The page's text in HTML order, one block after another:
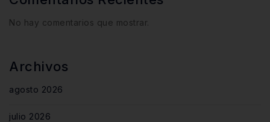
No hay comentarios que mostrar.
Archivos
agosto 2026
julio 2026